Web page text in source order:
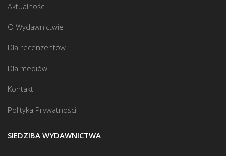
Aktualności
O Wydawnictwie
Dla recenzentów
Dla mediów
Kontakt
Polityka Prywatności
SIEDZIBA WYDAWNICTWA